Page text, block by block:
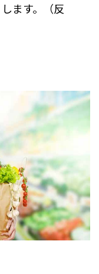
ます。（反